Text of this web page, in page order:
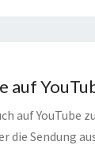
auf
auf YouTube
die Sendung